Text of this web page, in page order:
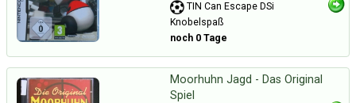
TIN Can Escape DSi
Knobelspaß
noch 0 Tage
Moorhuhn Jagd - Das Original
Spiel